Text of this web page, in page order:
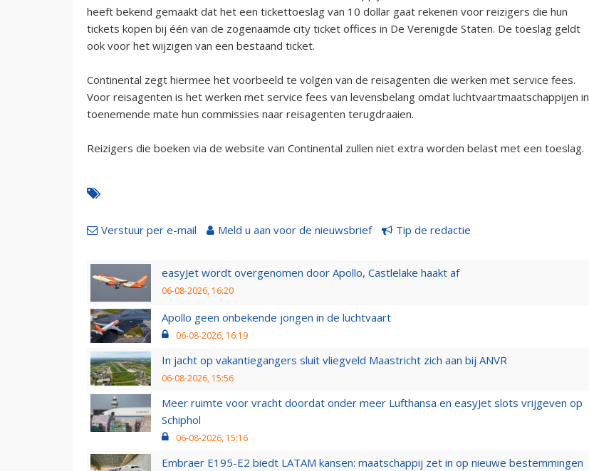
heeft bekend gemaakt dat het een tickettoeslag van 10 dollar gaat rekenen voor reizigers die hun
tickets kopen bij één van de zogenaamde city ticket offices in De Verenigde Staten. De toeslag geldt
ook voor het wijzigen van een bestaand ticket.
Continental zegt hiermee het voorbeeld te volgen van de reisagenten die werken met service fees.
Voor reisagenten is het werken met service fees van levensbelang omdat luchtvaartmaatschappijen in
toenemende mate hun commissies naar reisagenten terugdraaien.
Reizigers die boeken via de website van Continental zullen niet extra worden belast met een toeslag.
Verstuur per e-mail Meld u aan voor de nieuwsbrief Tip de redactie
easyJet wordt overgenomen door Apollo, Castlelake haakt af
06-08-2026, 16:20
Apollo geen onbekende jongen in de luchtvaart
06-08-2026, 16:19
In jacht op vakantiegangers sluit vliegveld Maastricht zich aan bij ANVR
06-08-2026, 15:56
Meer ruimte voor vracht doordat onder meer Lufthansa en easyJet slots vrijgeven op
Schiphol
06-08-2026, 15:16
Embraer E195-E2 biedt LATAM kansen: maatschappij zet in op nieuwe bestemmingen